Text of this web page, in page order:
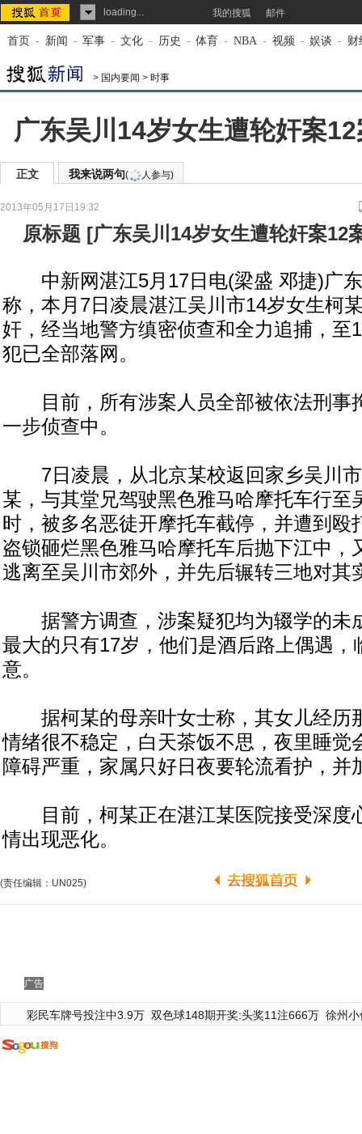
loading... 我的搜狐 邮件
首页 - 新闻 - 军事 - 文化 - 历史 - 体育 - NBA - 视频 - 娱谈 - 财
> 国内要闻 > 时事
广东吴川14岁女生遭轮奸案
正文 我来说两句( 人参与)
2013年05月17日19:32
来源：中国新闻网
原标题 [广东吴川14岁女生遭轮奸案12
中新网湛江5月17日电(梁盛 邓捷)广东
称，本月7日凌晨湛江吴川市14岁女生柯
奸，经当地警方缜密侦查和全力追捕，至
犯已全部落网。
目前，所有涉案人员全部被依法刑事
一步侦查中。
7日凌晨，从北京某校返回家乡吴川市
某，与其堂兄驾驶黑色雅马哈摩托车行至
时，被多名恶徒开摩托车截停，并遭到殴
盗锁砸烂黑色雅马哈摩托车后抛下江中，
逃离至吴川市郊外，并先后辗转三地对其
据警方调查，涉案疑犯均为辍学的未
最大的只有17岁，他们是酒后路上偶遇，
意。
据柯某的母亲叶女士称，其女儿经历
情绪很不稳定，白天茶饭不思，夜里睡觉
障碍严重，家属只好日夜要轮流看护，并
目前，柯某正在湛江某医院接受深度
情出现恶化。
(责任编辑：UN025)
广告
彩民车牌号投注中3.9万 双色球148期开奖:头奖11注666万 徐州